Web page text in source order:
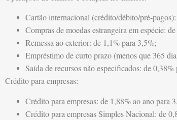
Cartão internacional (crédito/débito/pré-
Compras de moedas estrangeira em espécie:
Remessa ao exterior: de 1,1% para 3,5%;
Empréstimo de curto prazo (menos que 365
Saída de recursos não especificados: de 0,38%
Crédito para empresas:
Crédito para empresas: de 1,88% ao ano para
Crédito para empresas Simples Nacional: de